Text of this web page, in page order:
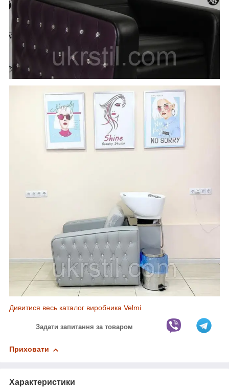
Дивитися весь каталог виробника Velmi
Задати запитання за товаром
Приховати
Характеристики